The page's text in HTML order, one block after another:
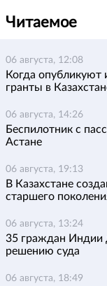
Читаемое
06 августа, 12:08
Когда опубликуют
гранты в
06 августа, 14:26
Беспилотник с
Астане
06 августа, 19:13
В Казахстане
старшего
06 августа, 13:24
35 граждан Индии
решению суда
06 августа, 18:49